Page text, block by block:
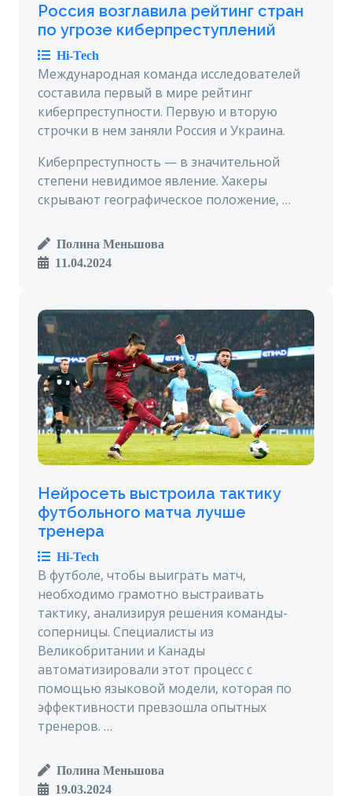
Россия возглавила рейтинг стран
по угрозе киберпреступлений
Hi-Tech
Международная команда исследователей
составила первый в мире рейтинг
киберпреступности. Первую и вторую
строчки в нем заняли Россия и Украина.
Киберпреступность — в значительной
степени невидимое явление. Хакеры
скрывают географическое положение, …
Полина Меньшова
11.04.2024
Нейросеть выстроила тактику
футбольного матча лучше
тренера
Hi-Tech
В футболе, чтобы выиграть матч,
необходимо грамотно выстраивать
тактику, анализируя решения команды-
соперницы. Специалисты из
Великобритании и Канады
автоматизировали этот процесс с
помощью языковой модели, которая по
эффективности превзошла опытных
тренеров. …
Полина Меньшова
19.03.2024